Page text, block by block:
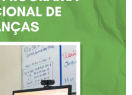
COM
BAHIA É
EM
DE